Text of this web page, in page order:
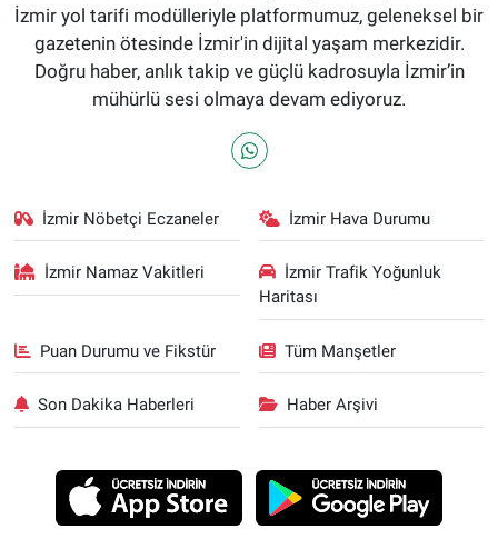
İzmir yol tarifi modülleriyle platformumuz, geleneksel bir
gazetenin ötesinde İzmir'in dijital yaşam merkezidir.
Doğru haber, anlık takip ve güçlü kadrosuyla İzmir’in
mühürlü sesi olmaya devam ediyoruz.
İzmir Nöbetçi Eczaneler İzmir Hava Durumu
İzmir Namaz Vakitleri
İzmir Trafik Yoğunluk
Haritası
Puan Durumu ve Fikstür Tüm Manşetler
Son Dakika Haberleri Haber Arşivi